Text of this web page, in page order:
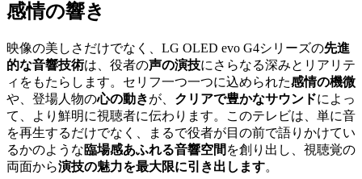
感情の響き
映像の美しさだけでなく、LG OLED evo G4シリーズの先進
的な音響技術は、役者の声の演技にさらなる深みとリアリテ
ィをもたらします。セリフ一つ一つに込められた感情の機微
や、登場人物の心の動きが、 クリアで豊かなサウンドによっ
て、より鮮明に視聴者に伝わります。このテレビは、単に音
を再生するだけでなく、まるで役者が目の前で語りかけてい
るかのような臨場感あふれる音響空間 を創り出し、視聴覚の
両面から演技の魅力を最大限に引き出します。